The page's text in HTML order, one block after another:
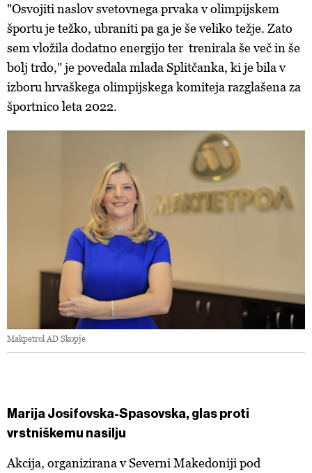
"Osvojiti naslov svetovnega prvaka v olimpijskem
športu je težko, ubraniti pa ga je še veliko težje. Zato
sem vložila dodatno energijo ter trenirala še več in še
bolj trdo," je povedala mlada Splitčanka, ki je bila v
izboru hrvaškega olimpijskega komiteja razglašena za
športnico leta 2022.
Makpetrol AD Skopje
Marija Josifovska-Spasovska, glas proti
vrstniškemu nasilju
Akcija, organizirana v Severni Makedoniji pod